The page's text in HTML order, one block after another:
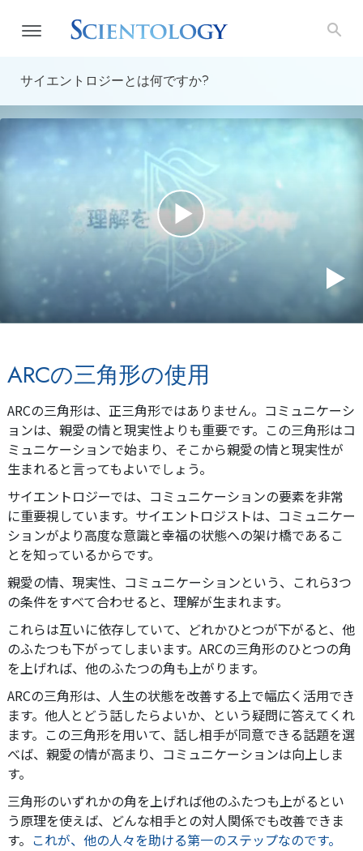
サイエントロジーとは何ですか?
ARCの三角形の使用
ARCの三角形は、正三角形ではありません。コミュニケーシ
ョンは、親愛の情と現実性よりも重要です。この三角形はコ
ミュニケーションで始まり、そこから親愛の情と現実性が
生まれると言ってもよいでしょう。
サイエントロジーでは、コミュニケーションの要素を非常
に重要視しています。サイエントロジストは、コミュニケー
ションがより高度な意識と幸福の状態への架け橋であるこ
とを知っているからです。
親愛の情、現実性、コミュニケーションという、これら3つ
の条件をすべて合わせると、理解が生まれます。
これらは互いに依存していて、どれかひとつが下がると、他
のふたつも下がってしまいます。ARCの三角形のひとつの角
を上げれば、他のふたつの角も上がります。
ARCの三角形は、人生の状態を改善する上で幅広く活用でき
ます。他人とどう話したらよいか、という疑問に答えてくれ
ます。この三角形を用いて、話し相手が同意できる話題を選
べば、親愛の情が高まり、コミュニケーションは向上しま
す。
三角形のいずれかの角を上げれば他のふたつも上がるとい
う原理を使えば、どんな相手との対人関係でも改善できま
す。 これが、他の人々を助ける第一のステップなのです。